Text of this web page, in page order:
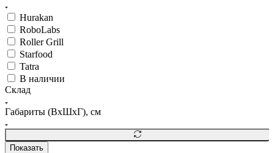
Hurakan
RoboLabs
Roller Grill
Starfood
Tatra
В наличии
Склад
Габариты (ВхШхГ), см
Показать